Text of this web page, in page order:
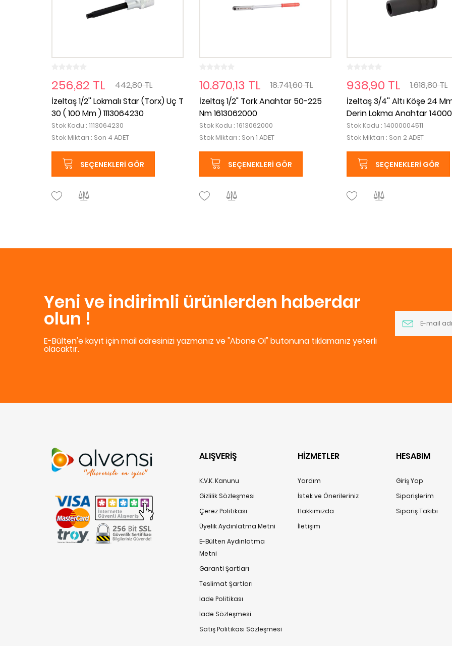
256,82 TL
442,80 TL
İzeltaş 1/2'' Lokmalı Star (Torx) Uç T
30 ( 100 Mm ) 1113064230
Stok Kodu : 1113064230
Stok Miktarı : Son 4 ADET
SEÇENEKLERI GÖR
10.870,13 TL
18.741,60 TL
İzeltaş 1/2" Tork Anahtar 50-225
Nm 1613062000
Stok Kodu : 1613062000
Stok Miktarı : Son 1 ADET
SEÇENEKLERI GÖR
938,90 TL
1.618,80 TL
İzeltaş 3/4'' Altı Köşe 24
Derin Lokma Anahtar
Stok Kodu : 14000004511
Stok Miktarı : Son 2 ADET
SEÇENEKLERI GÖR
Yeni ve indirimli ürünlerden haberdar
olun !
E-Bülten'e kayıt için mail adresinizi yazmanız ve "Abone Ol" butonuna tıklamanız yeterli
olacaktır.
ALIŞVERİŞ
K.V.K. Kanunu
Gizlilik Sözleşmesi
Çerez Politikası
Üyelik Aydınlatma Metni
E-Bülten Aydınlatma
Metni
Garanti Şartları
Teslimat Şartları
İade Politikası
İade Sözleşmesi
Satış Politikası Sözleşmesi
HİZMETLER
Yardım
İstek ve Önerileriniz
Hakkımızda
İletişim
HESABIM
Giriş Yap
Siparişlerim
Sipariş Takibi